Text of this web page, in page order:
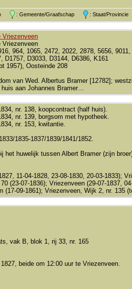
: Gemeente/Graafschap : Staat/
Vriezenveen
Vriezenveen
964, 1065, 2472, 2022, 2878, 5656, 9011,
D1757, D3033, D3144, D6386, K161
1957), Oosteinde 208
van Wed. Albertus Bramer [12782];
huis aan Johannes Bramer…
nr. 138, koopcontract (half huis).
nr. 139, borgsom met hypotheek.
nr. 153, kwitantie.
1835-1837/1839/1841/1852.
het huwelijk tussen Albert Bramer (zijn
11-04-1828, 23-08-1830, 20-03-1833);
(23-07-1836); Vriezenveen (29-07-1837,
(17-09-1861); Vriezenveen, Wijk 2, nr. 135
vak B, blok 1, rij 33, nr. 165
beide om 12:00 uur te Vriezenveen.